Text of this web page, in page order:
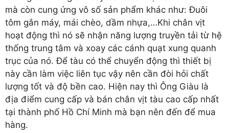
mà còn cung ứng vô số sản phẩm khác như: Đuôi
tôm gắn máy, mái chèo, dầm nhựa,…Khi chân vịt
hoạt động thì nó sẽ nhận năng lượng truyền tải từ hệ
thống trung tâm và xoay các cánh quạt xung quanh
trục của nó. Để tàu có thể chuyển động thì thiết bị
này cần làm việc liên tục vậy nên cần đòi hỏi chất
lượng tốt và độ bền cao. Hiện nay thì Ông Giàu là
địa điểm cung cấp và bán chân vịt tàu cao cấp nhất
tại thành phố Hồ Chí Minh mà bạn nên đến để mua
hàng.